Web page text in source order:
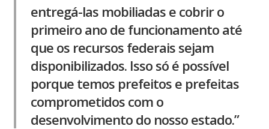
entregá-las mobiliadas e cobrir o
primeiro ano de funcionamento até
que os recursos federais sejam
disponibilizados. Isso só é possível
porque temos prefeitos e prefeitas
comprometidos com o
desenvolvimento do nosso estado.”